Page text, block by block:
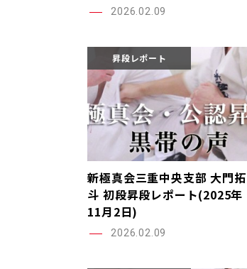
2026.02.09
昇段レポート
新極真会三重中央支部 大門拓
斗 初段昇段レポート(2025年
11月2日)
2026.02.09